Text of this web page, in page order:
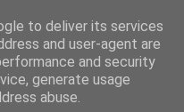
to deliver its services
and user-agent are
and security
generate usage
abuse.